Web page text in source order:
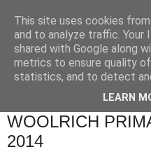
WOOLRICH
2014
This site uses cookies
and to analyze traffic. Your
shared with Google along
metrics to ensure quality
statistics, and to detect
LEARN